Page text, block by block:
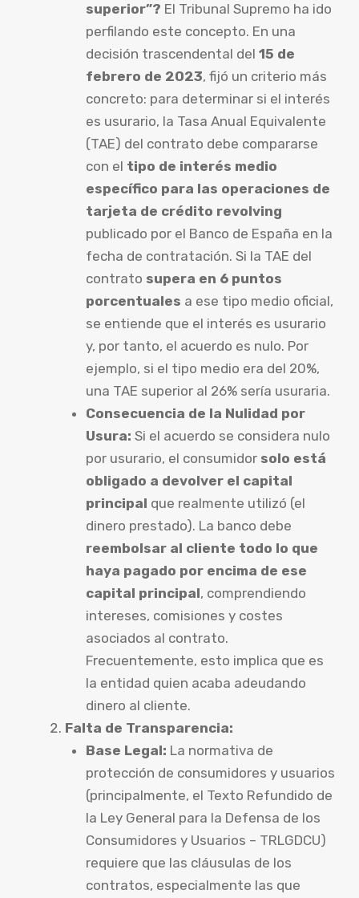
superior”? El Tribunal Supremo ha ido
perfilando este concepto. En una
decisión trascendental del 15 de
febrero de 2023, fijó un criterio más
concreto: para determinar si el interés
es usurario, la Tasa Anual Equivalente
(TAE) del contrato debe compararse
con el tipo de interés medio
específico para las operaciones de
tarjeta de crédito revolving
publicado por el Banco de España en la
fecha de contratación. Si la TAE del
contrato supera en 6 puntos
porcentuales a ese tipo medio oficial,
se entiende que el interés es usurario
y, por tanto, el acuerdo es nulo. Por
ejemplo, si el tipo medio era del 20%,
una TAE superior al 26% sería usuraria.
Consecuencia de la Nulidad por
Usura: Si el acuerdo se considera nulo
por usurario, el consumidor solo está
obligado a devolver el capital
principal que realmente utilizó (el
dinero prestado). La banco debe
reembolsar al cliente todo lo que
haya pagado por encima de ese
capital principal, comprendiendo
intereses, comisiones y costes
asociados al contrato.
Frecuentemente, esto implica que es
la entidad quien acaba adeudando
dinero al cliente.
Falta de Transparencia:
Base Legal: La normativa de
protección de consumidores y usuarios
(principalmente, el Texto Refundido de
la Ley General para la Defensa de los
Consumidores y Usuarios – TRLGDCU)
requiere que las cláusulas de los
contratos, especialmente las que